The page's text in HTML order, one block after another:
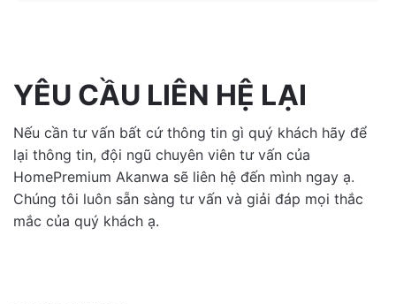
YÊU CẦU LIÊN HỆ LẠI
Nếu cần tư vấn bất cứ thông tin gì quý khách hãy để
lại thông tin, đội ngũ chuyên viên tư vấn của
HomePremium Akanwa sẽ liên hệ đến mình ngay ạ.
Chúng tôi luôn sẵn sàng tư vấn và giải đáp mọi thắc
mắc của quý khách ạ.